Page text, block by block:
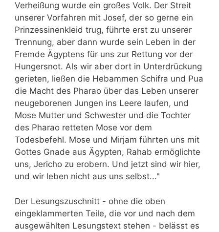
Verheißung wurde ein großes Volk. Der Streit
unserer Vorfahren mit Josef, der so gerne ein
Prinzessinenkleid trug, führte erst zu unserer
Trennung, aber dann wurde sein Leben in der
Fremde Ägyptens für uns zur Rettung vor der
Hungersnot. Als wir aber dort in Unterdrückung
gerieten, ließen die Hebammen Schifra und Pua
die Macht des Pharao über das Leben unserer
neugeborenen Jungen ins Leere laufen, und
Mose Mutter und Schwester und die Tochter
des Pharao retteten Mose vor dem
Todesbefehl. Mose und Mirjam führten uns mit
Gottes Gnade aus Ägypten, Rahab ermöglichte
uns, Jericho zu erobern. Und jetzt sind wir hier,
und wir leben nicht aus uns selbst..."
Der Lesungszuschnitt - ohne die oben
eingeklammerten Teile, die vor und nach dem
ausgewählten Lesungstext stehen - belässt es